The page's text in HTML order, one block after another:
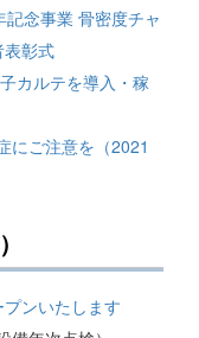
念事業 骨密度チャ
表彰式
カルテを導入・稼
にご注意を（2021
ンいたします